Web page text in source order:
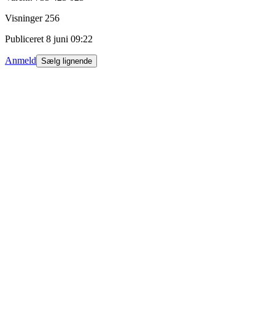
Visninger 256
Publiceret 8 juni 09:22
Anmeld Sælg lignende